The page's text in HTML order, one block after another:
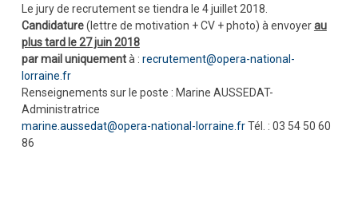
Le jury de recrutement se tiendra le 4 juillet 2018.
Candidature(lettre de motivation + CV + photo) à envoyerau
plus tard le 27 juin 2018
par mail uniquementà : recrutement@opera-national-
lorraine.fr
Renseignements sur le poste : Marine AUSSEDAT-
Administratrice
marine.aussedat@opera-national-lorraine.frTél. : 03 54 50 60
86